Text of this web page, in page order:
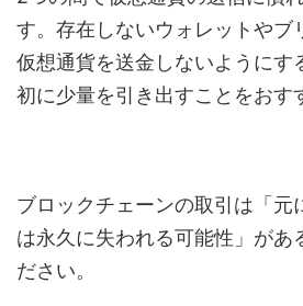
す。存在しないウォレットやブ
仮想通貨を送金しないようにす
初に少量を引き出すことをおす
ブロックチェーンの取引は「元
は永久に失われる可能性」があ
ださい。